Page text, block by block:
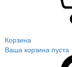
Корзина
Ваша корзина пуста